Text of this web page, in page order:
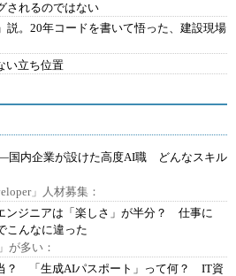
されるのではない
説。20年コードを書いて悟った、建設現場
い立ち位置
国内企業が設けた高度AI職 どんなスキル
」人材募集：
ンジニアは「楽しさ」が半分？ 仕事に
こんなに違った
が多い：
？ 「生成AIパスポート」って何？ IT資